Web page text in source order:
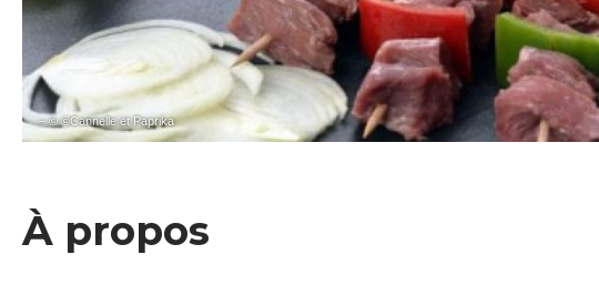
– © ©Cannelle et Paprika
À propos